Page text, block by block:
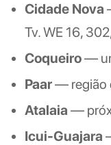
Cidade Nova
Tv. WE 16,
Coqueiro—
Paar— região
Atalaia —
Icui-Guajara